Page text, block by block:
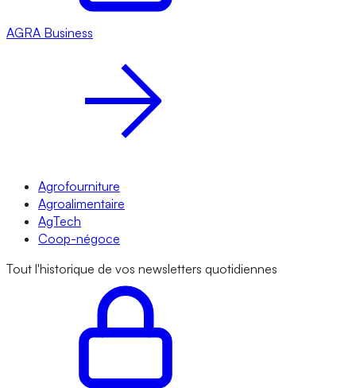
AGRA Business
Agrofourniture
Agroalimentaire
AgTech
Coop-négoce
Tout l'historique de vos newsletters quotidiennes